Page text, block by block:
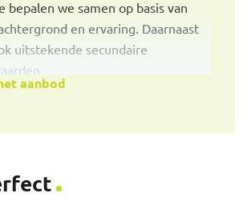
bepalen we samen op basis van
en ervaring. Daarnaast
uitstekende secundaire
werkomgeving met ruimte voor
hybride werken (thuis/kantoor)
professioneel team van collega’s
aanbod